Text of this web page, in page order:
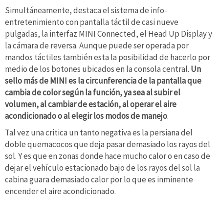
Simultáneamente, destaca el sistema de info-
entretenimiento con pantalla táctil de casi nueve
pulgadas, la interfaz MINI Connected, el Head Up Display y
la cámara de reversa. Aunque puede ser operada por
mandos táctiles también esta la posibilidad de hacerlo por
medio de los botones ubicados en la consola central. Un
sello más de MINI es la circunferencia de la pantalla que
cambia de color según la función, ya sea al subir el
volumen, al cambiar de estación, al operar el aire
acondicionado o al elegir los modos de manejo.
Tal vez una critica un tanto negativa es la persiana del
doble quemacocos que deja pasar demasiado los rayos del
sol. Y es que en zonas donde hace mucho calor o en caso de
dejar el vehículo estacionado bajo de los rayos del sol la
cabina guara demasiado calor por lo que es inminente
encender el aire acondicionado.